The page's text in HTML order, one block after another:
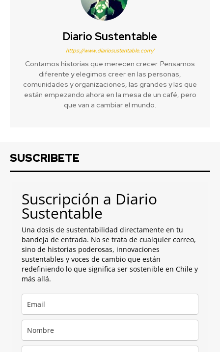
Diario Sustentable
https://www.diariosustentable.com/
Contamos historias que merecen crecer. Pensamos
diferente y elegimos creer en las personas,
comunidades y organizaciones, las grandes y las que
están empezando ahora en la mesa de un café, pero
que van a cambiar el mundo.
SUSCRIBETE
Suscripción a Diario
Sustentable
Una dosis de sustentabilidad directamente en tu
bandeja de entrada. No se trata de cualquier correo,
sino de historias poderosas, innovaciones
sustentables y voces de cambio que están
redefiniendo lo que significa ser sostenible en Chile y
más allá.